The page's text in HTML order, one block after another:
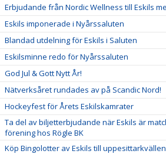
Erbjudande från Nordic Wellness till Eskils
Eskils imponerade i Nyårssaluten
Blandad utdelning för Eskils i Saluten
Eskilsminne redo för Nyårssaluten
God Jul & Gott Nytt År!
Nätverksåret rundades av på Scandic Nord!
Hockeyfest för Årets Eskilskamrater
Ta del av biljetterbjudande när Eskils är
förening hos Rögle BK
Köp Bingolotter av Eskils till